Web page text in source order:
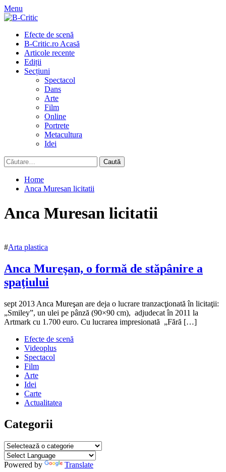
Skip
to
Menu
Primary
Menu
Efecte de scenă
B-Critic.ro Acasă
Articole recente
Ediții
Secțiuni
Spectacol
Dans
Arte
Film
Online
Portrete
Metacultura
Idei
Caută
după:
Home
Anca Muresan licitatii
Anca Muresan licitatii
#Arta plastica
Anca Mureşan, o formă de stăpânire a
spaţiului
11
septembrie
201316
2018
0
sept 2013 Anca Mureşan are deja o lucrare tranzacţionată în licitaţii:
„Smiley”, un ulei pe pânză (90×90 cm), adjudecat în 2011 la
Artmark cu 1.700 euro. Cu lucrarea impresionată „Fără […]
Efecte de scenă
Videoplus
Spectacol
Film
Arte
Idei
Carte
Actualitatea
Categorii
Categorii
Powered by Translate